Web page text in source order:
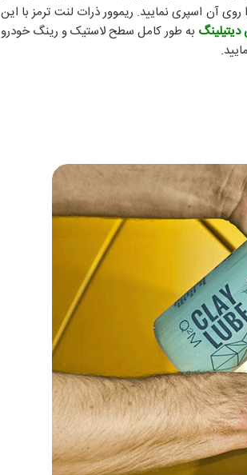
آن اسپری نمایید. ریموور ذرات لنت ترمز با این
به طور کامل سطح لاستیک و رینگ خودرو